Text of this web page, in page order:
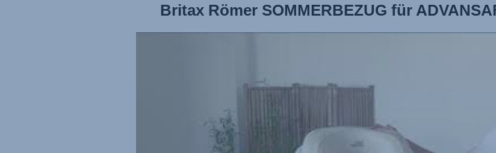
Britax Römer SOMMERBEZUG für